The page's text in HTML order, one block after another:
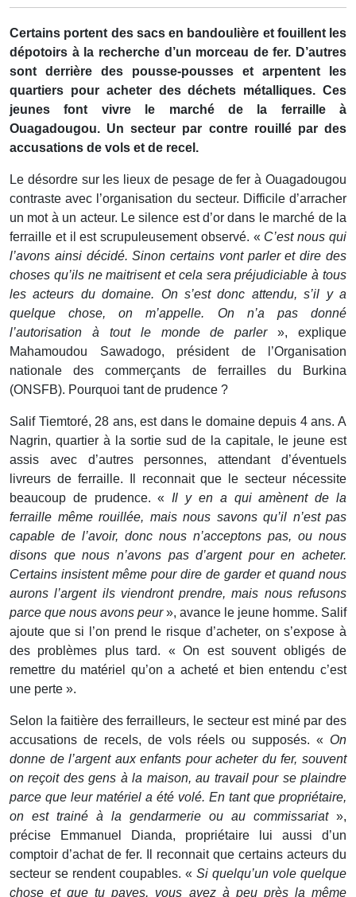
Certains portent des sacs en bandoulière et fouillent les
dépotoirs à la recherche d’un morceau de fer. D’autres
sont derrière des pousse-pousses et arpentent les
quartiers pour acheter des déchets métalliques. Ces
jeunes font vivre le marché de la ferraille à
Ouagadougou. Un secteur par contre rouillé par des
accusations de vols et de recel.
Le désordre sur les lieux de pesage de fer à Ouagadougou
contraste avec l’organisation du secteur. Difficile d’arracher
un mot à un acteur. Le silence est d’or dans le marché de la
ferraille et il est scrupuleusement observé. « C’est nous qui
l’avons ainsi décidé. Sinon certains vont parler et dire des
choses qu’ils ne maitrisent et cela sera préjudiciable à tous
les acteurs du domaine. On s’est donc attendu, s’il y a
quelque chose, on m’appelle. On n’a pas donné
l’autorisation à tout le monde de parler», explique
Mahamoudou Sawadogo, président de l’Organisation
nationale des commerçants de ferrailles du Burkina
(ONSFB). Pourquoi tant de prudence ?
Salif Tiemtoré, 28 ans, est dans le domaine depuis 4 ans. A
Nagrin, quartier à la sortie sud de la capitale, le jeune est
assis avec d’autres personnes, attendant d’éventuels
livreurs de ferraille. Il reconnait que le secteur nécessite
beaucoup de prudence. « Il y en a qui amènent de la
ferraille même rouillée, mais nous savons qu’il n’est pas
capable de l’avoir, donc nous n’acceptons pas, ou nous
disons que nous n’avons pas d’argent pour en acheter.
Certains insistent même pour dire de garder et quand nous
aurons l’argent ils viendront prendre, mais nous refusons
parce que nous avons peur», avance le jeune homme. Salif
ajoute que si l’on prend le risque d’acheter, on s’expose à
des problèmes plus tard. « On est souvent obligés de
remettre du matériel qu’on a acheté et bien entendu c’est
une perte ».
Selon la faitière des ferrailleurs, le secteur est miné par des
accusations de recels, de vols réels ou supposés. « On
donne de l’argent aux enfants pour acheter du fer, souvent
on reçoit des gens à la maison, au travail pour se plaindre
parce que leur matériel a été volé. En tant que propriétaire,
on est trainé à la gendarmerie ou au commissariat»,
précise Emmanuel Dianda, propriétaire lui aussi d’un
comptoir d’achat de fer. Il reconnait que certains acteurs du
secteur se rendent coupables. « Si quelqu’un vole quelque
chose et que tu payes, vous avez à peu près la même